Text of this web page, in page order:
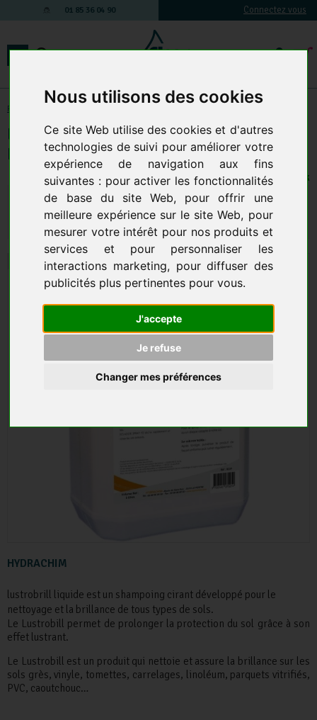
Nous utilisons des cookies
Ce site Web utilise des cookies et d'autres
technologies de suivi pour améliorer votre
expérience de navigation aux fins
suivantes : pour activer les fonctionnalités
de base du site Web, pour offrir une
meilleure expérience sur le site Web, pour
mesurer votre intérêt pour nos produits et
services et pour personnaliser les
interactions marketing, pour diffuser des
publicités plus pertinentes pour vous.
J'accepte
Je refuse
Changer mes préférences
01 85 36 04 90 Connectez vous
Produits d'entretien
HYDRACHIM
lustrobrill liquide est un shampoing cirant développé pour le
nettoyage et la brillance de tous types de sols.
Le Lustrobill permet de prolonger la protection du sol grâce à son
effet lustrant.
Le Lustrobill est un produit qui nettoie et assure la brillance sur les
sols grès, vinyle, tomettes, carrelages, linoléum, parquets vitrifiés,
PVC, caoutchouc…
Eclador Lustro Brille Sols Et Surfaces
Brillantes Le Bidon De 5 Litres
21 EN STOCK
26,08 € HT 31,30 € TTC
AJOUTER AU PANIER